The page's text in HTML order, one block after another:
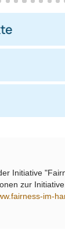
((0))
Initiative
zur
im-